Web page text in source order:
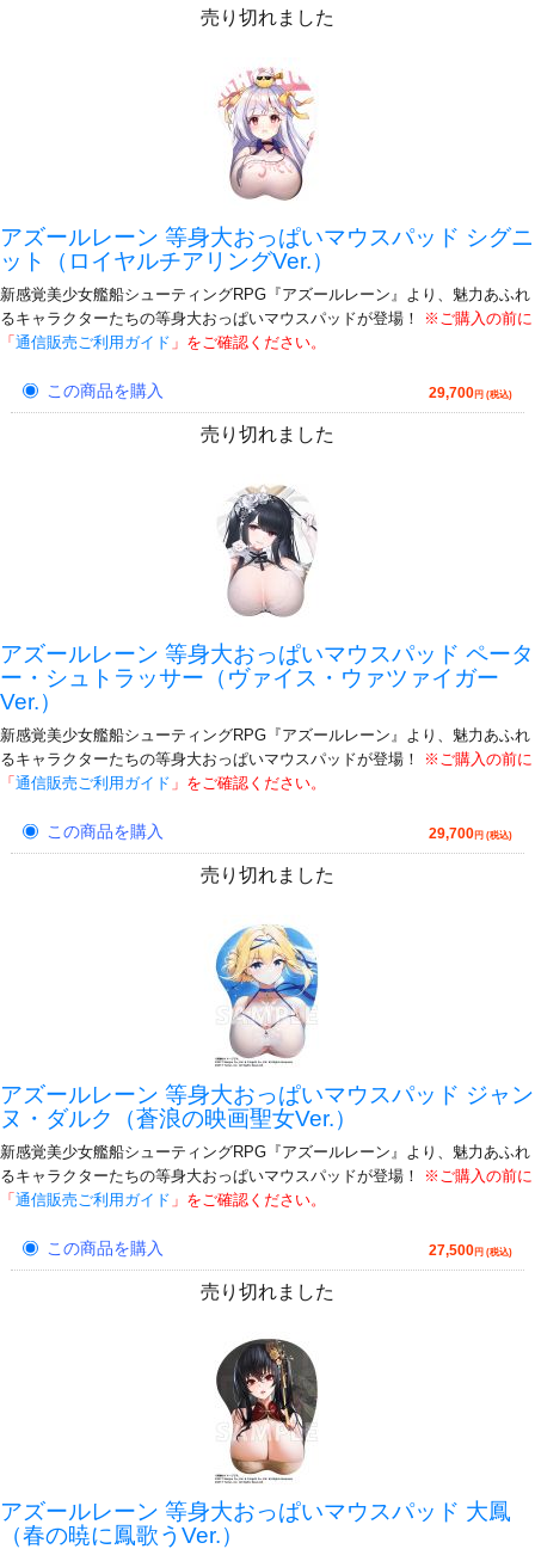
売り切れました
アズールレーン 等身大おっぱいマウスパッド シグニ
ット（ロイヤルチアリングVer.）
新感覚美少女艦船シューティングRPG『アズールレーン』より、魅力あふれ
るキャラクターたちの等身大おっぱいマウスパッドが登場！
※ご購入の前に
「 通信販売ご利用ガイド 」をご確認ください。
この商品を購入 29,700円 (税込)
売り切れました
アズールレーン 等身大おっぱいマウスパッド ペータ
ー・シュトラッサー（ヴァイス・ウァツァイガー
Ver.）
新感覚美少女艦船シューティングRPG『アズールレーン』より、魅力あふれ
るキャラクターたちの等身大おっぱいマウスパッドが登場！
※ご購入の前に
「 通信販売ご利用ガイド 」をご確認ください。
この商品を購入 29,700円 (税込)
売り切れました
アズールレーン 等身大おっぱいマウスパッド ジャン
ヌ・ダルク（蒼浪の映画聖女Ver.）
新感覚美少女艦船シューティングRPG『アズールレーン』より、魅力あふれ
るキャラクターたちの等身大おっぱいマウスパッドが登場！
※ご購入の前に
「 通信販売ご利用ガイド 」をご確認ください。
この商品を購入 27,500円 (税込)
売り切れました
アズールレーン 等身大おっぱいマウスパッド 大鳳
（春の暁に鳳歌うVer.）